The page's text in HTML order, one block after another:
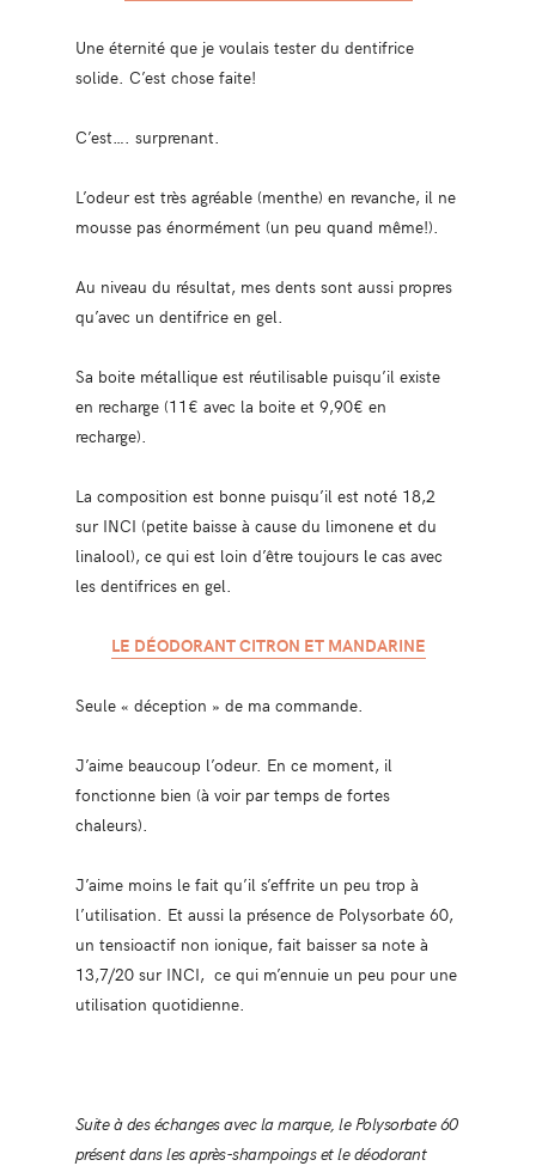
Une éternité que je voulais tester du dentifrice
solide. C’est chose faite!
C’est…. surprenant.
L’odeur est très agréable (menthe) en revanche, il ne
mousse pas énormément (un peu quand même!).
Au niveau du résultat, mes dents sont aussi propres
qu’avec un dentifrice en gel.
Sa boite métallique est réutilisable puisqu’il existe
en recharge (11€ avec la boite et 9,90€ en
recharge).
La composition est bonne puisqu’il est noté 18,2
sur INCI (petite baisse à cause du limonene et du
linalool), ce qui est loin d’être toujours le cas avec
les dentifrices en gel.
LE DÉODORANT CITRON ET MANDARINE
Seule « déception » de ma commande.
J’aime beaucoup l’odeur. En ce moment, il
fonctionne bien (à voir par temps de fortes
chaleurs).
J’aime moins le fait qu’il s’effrite un peu trop à
l’utilisation. Et aussi la présence de Polysorbate 60,
un tensioactif non ionique, fait baisser sa note à
13,7/20 sur INCI, ce qui m’ennuie un peu pour une
utilisation quotidienne.
Suite à des échanges avec la marque, le Polysorbate 60
présent dans les après-shampoings et le déodorant